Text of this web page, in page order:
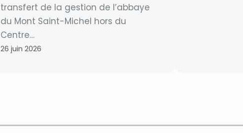
transfert de la gestion de l’abbaye
du Mont Saint-Michel hors du
Centre…
26 juin 2026